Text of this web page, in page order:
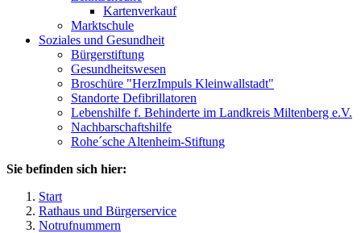
Kartenverkauf
Marktschule
Soziales und Gesundheit
Bürgerstiftung
Gesundheitswesen
Broschüre "HerzImpuls Kleinwallstadt"
Standorte Defibrillatoren
Lebenshilfe f. Behinderte im Landkreis Miltenberg e.V.
Nachbarschaftshilfe
Rohe´sche Altenheim-Stiftung
Sie befinden sich hier:
Start
Rathaus und Bürgerservice
Notrufnummern